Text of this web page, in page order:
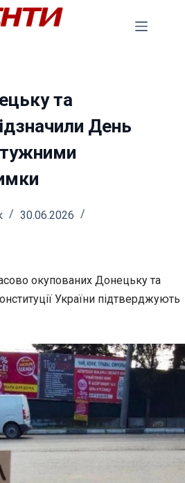
та
День
30.06.2026
окупованих Донецьку та
України підтверджують